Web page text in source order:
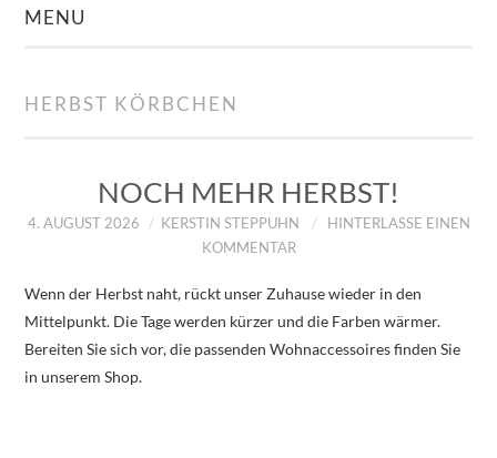
MENU
ÜBER UNS
DATENSCHUTZERKLÄRUNG
HERBST KÖRBCHEN
NOCH MEHR HERBST!
4. AUGUST 2026 KERSTIN STEPPUHN
HINTERLASSE EINEN
KOMMENTAR
Wenn der Herbst naht, rückt unser Zuhause wieder in den
Mittelpunkt. Die Tage werden kürzer und die Farben wärmer.
Bereiten Sie sich vor, die passenden Wohnaccessoires finden Sie
in unserem Shop.